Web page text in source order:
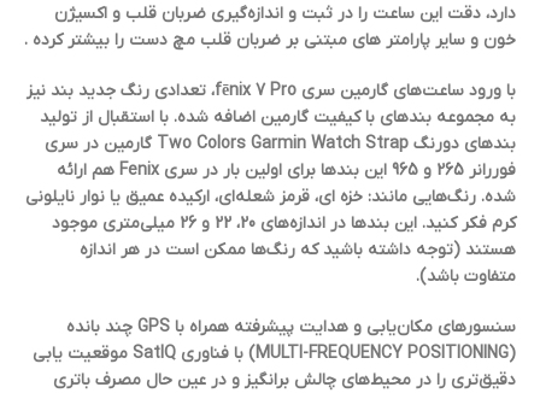
دارد، دقت این ساعت را در ثبت و اندازه‌گیری ضربان قلب و اکسیژن
خون و سایر پارامتر های مبتنی بر ضربان قلب مچ دست را بیشتر کرده .
با ورود ساعت‌های گارمین سری fēnix 7 Pro، تعدادی رنگ جدید بند نیز
به مجموعه بندهای با کیفیت گارمین اضافه شده. با استقبال از تولید
بندهای دورنگ Two Colors Garmin Watch Strap گارمین در سری
فوررانر 265 و 965 این بندها برای اولین بار در سری Fenix هم ارائه
شده. رنگ‌هایی مانند: خزه ای، قرمز شعله‌ای، ارکیده عمیق یا نوار نایلونی
کرم فکر کنید. این بندها در اندازه‌های 20، 22 و 26 میلی‌متری موجود
هستند (توجه داشته باشید که رنگ‌ها ممکن است در هر اندازه
متفاوت باشد).
سنسورهای مکان‌یابی و هدایت پیشرفته همراه با GPS چند بانده
(MULTI-FREQUENCY POSITIONING) با فناوری SatIQ موقعیت یابی
دقیق‌تری را در محیط‌های چالش برانگیز و در عین حال مصرف باتری